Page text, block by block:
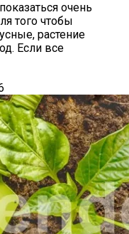
очень
того чтобы
растение
Если все